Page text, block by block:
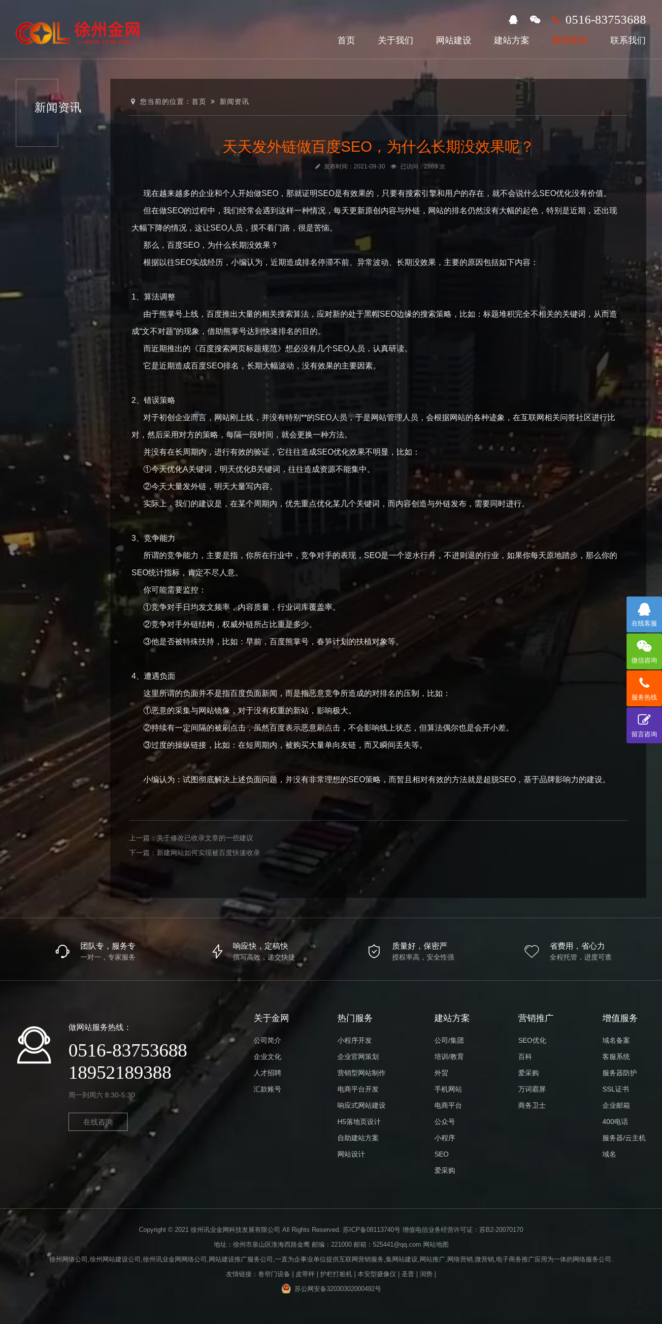
0516-83753688
首页 关于我们 网站建设 建站方案 新闻资讯 联系我们
新闻资讯 您当前的位置：首页 新闻资讯
天天发外链做百度SEO，为什么长期没效果呢？
发布时间：2021-09-30 已访问：2869 次
现在越来越多的企业和个人开始做SEO，那就证明SEO是有效果的，只要有搜索引擎和用户的存在，就不会说什么SEO优化没有价值。
但在做SEO的过程中，我们经常会遇到这样一种情况，每天更新原创内容与外链，网站的排名仍然没有大幅的起色，特别是近期，还出现
大幅下降的情况，这让SEO人员，摸不着门路，很是苦恼。
那么，百度SEO，为什么长期没效果？
根据以往SEO实战经历，小编认为，近期造成排名停滞不前、异常波动、长期没效果，主要的原因包括如下内容：
1、算法调整
由于熊掌号上线，百度推出大量的相关搜索算法，应对新的处于黑帽SEO边缘的搜索策略，比如：标题堆积完全不相关的关键词，从而造
成“文不对题”的现象，借助熊掌号达到快速排名的目的。
而近期推出的《百度搜索网页标题规范》想必没有几个SEO人员，认真研读。
它是近期造成百度SEO排名，长期大幅波动，没有效果的主要因素。
2、错误策略
对于初创企业而言，网站刚上线，并没有特别**的SEO人员，于是网站管理人员，会根据网站的各种迹象，在互联网相关问答社区进行比
对，然后采用对方的策略，每隔一段时间，就会更换一种方法。
并没有在长周期内，进行有效的验证，它往往造成SEO优化效果不明显，比如：
①今天优化A关键词，明天优化B关键词，往往造成资源不能集中。
②今天大量发外链，明天大量写内容。
实际上，我们的建议是，在某个周期内，优先重点优化某几个关键词，而内容创造与外链发布，需要同时进行。
3、竞争能力
所谓的竞争能力，主要是指，你所在行业中，竞争对手的表现，SEO是一个逆水行舟，不进则退的行业，如果你每天原地踏步，那么你的
SEO统计指标，肯定不尽人意。
你可能需要监控：
①竞争对手日均发文频率，内容质量，行业词库覆盖率。
②竞争对手外链结构，权威外链所占比重是多少。
③他是否被特殊扶持，比如：早前，百度熊掌号，春笋计划的扶植对象等。
4、遭遇负面
这里所谓的负面并不是指百度负面新闻，而是指恶意竞争所造成的对排名的压制，比如：
①恶意的采集与网站镜像，对于没有权重的新站，影响极大。
②持续有一定间隔的被刷点击，虽然百度表示恶意刷点击，不会影响线上状态，但算法偶尔也是会开小差。
③过度的操纵链接，比如：在短周期内，被购买大量单向友链，而又瞬间丢失等。
小编认为：试图彻底解决上述负面问题，并没有非常理想的SEO策略，而暂且相对有效的方法就是超脱SEO，基于品牌影响力的建设。
上一篇： 关于修改已收录文章的一些建议
下一篇： 新建网站如何实现被百度快速收录
团队专，服务专
一对一，专家服务
响应快，定稿快
撰写高效，递交快捷
质量好，保密严
授权率高，安全性强
省费用，省心力
全程托管，进度可查
做网站服务热线：
0516-83753688
18952189388
周一到周六 8:30-5:30
在线咨询
关于金网
公司简介
企业文化
人才招聘
汇款账号
热门服务
小程序开发
企业官网策划
营销型网站制作
电商平台开发
响应式网站建设
H5落地页设计
自助建站方案
网站设计
建站方案
公司/集团
培训/教育
外贸
手机网站
电商平台
公众号
小程序
SEO
爱采购
营销推广
SEO优化
百科
爱采购
万词霸屏
商务卫士
增值服务
域名备案
客服系统
服务器防护
SSL证书
企业邮箱
400电话
服务器/云主机
域名
Copyright © 2021 徐州讯业金网科技发展有限公司 All Rights Reserved. 苏ICP备08113740号 增值电信业务经营许可证：苏B2-20070170
地址：徐州市泉山区淮海西路金鹰 邮编：221000 邮箱：525441@qq.com 网站地图
徐州网络公司,徐州网站建设公司,徐州讯业金网网络公司,网站建设推广服务公司,一直为企事业单位提供互联网营销服务,集网站建设,网站推广,网络营销,微营销,电子商务推广应用为一体的网络服务公司.
友情链接： 卷帘门设备 皮带秤 护栏打桩机 本安型摄像仪 圣普 润势
苏公网安备32030302000492号
在线客服
微信咨询
服务热线
留言咨询